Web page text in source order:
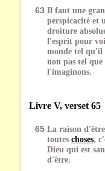
63 Il faut une
perspicacité et
droiture
l'esprit pour
monde tel qu'il
non pas tel que
l'imaginons.
Livre V, verset 65
65 La raison
toutes choses,
Dieu qui est
d'être.